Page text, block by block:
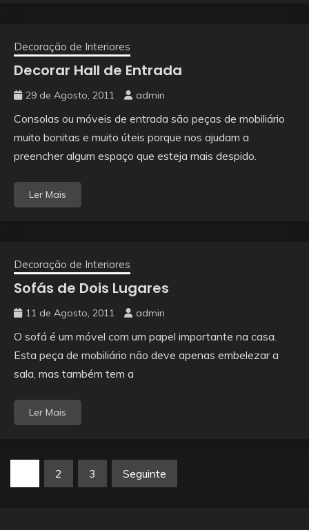
Decoração de Interiores
Decorar Hall de Entrada
29 de Agosto, 2011 admin
Consolas ou móveis de entrada são peças de mobiliário
muito bonitas e muito úteis porque nos ajudam a
preencher algum espaço que esteja mais despido.
Ler Mais
Decoração de Interiores
Sofás de Dois Lugares
11 de Agosto, 2011 admin
O sofá é um móvel com um papel importante na casa.
Esta peça de mobiliário não deve apenas embelezar a
sala, mas também tem a
Ler Mais
Paginação
2 3 Seguinte